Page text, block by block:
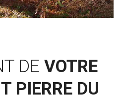
DE VOTRE
PIERRE DU